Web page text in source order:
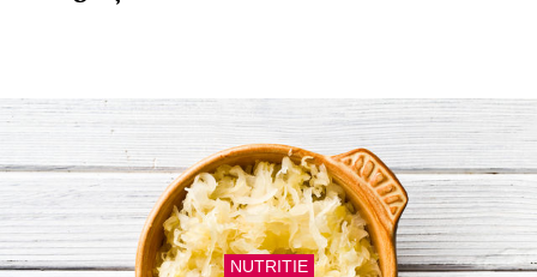
NUTRITIE